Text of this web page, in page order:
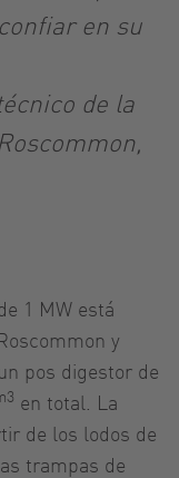
en su
de la
1 MW está
y
un pos digestor de
en total. La
de los lodos de
trampas de